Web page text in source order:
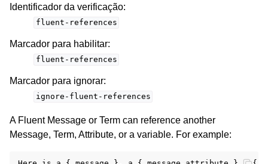
Identificador da verificação:
fluent-references
Marcador para habilitar:
fluent-references
Marcador para ignorar:
ignore-fluent-references
A Fluent Message or Term can reference another
Message, Term, Attribute, or a variable. For example: